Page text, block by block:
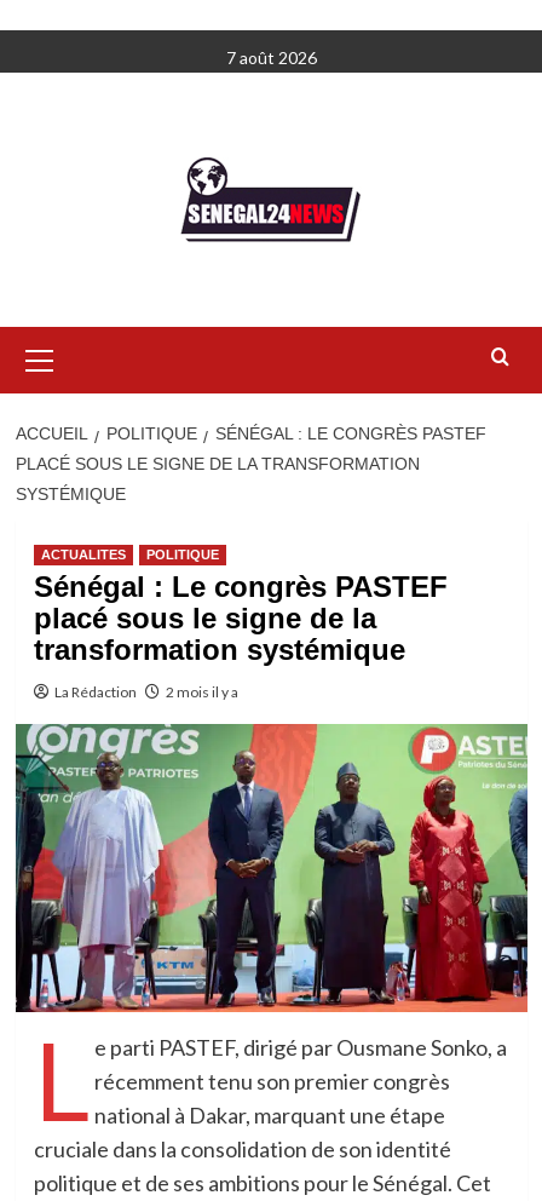
au
7 août 2026
principal
ACCUEIL POLITIQUE
SÉNÉGAL : LE CONGRÈS PASTEF
PLACÉ SOUS LE SIGNE DE LA TRANSFORMATION
SYSTÉMIQUE
ACTUALITES POLITIQUE
Sénégal : Le congrès PASTEF
placé sous le signe de la
transformation systémique
La Rédaction 2 mois il y a
L e parti PASTEF, dirigé par Ousmane Sonko, a
récemment tenu son premier congrès
national à Dakar, marquant une étape
cruciale dans la consolidation de son identité
politique et de ses ambitions pour le Sénégal. Cet